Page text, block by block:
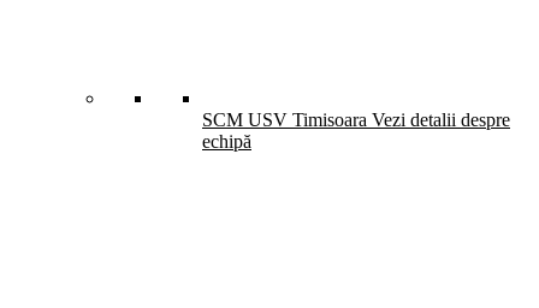
SCM USV Timisoara Vezi detalii despre
echipă